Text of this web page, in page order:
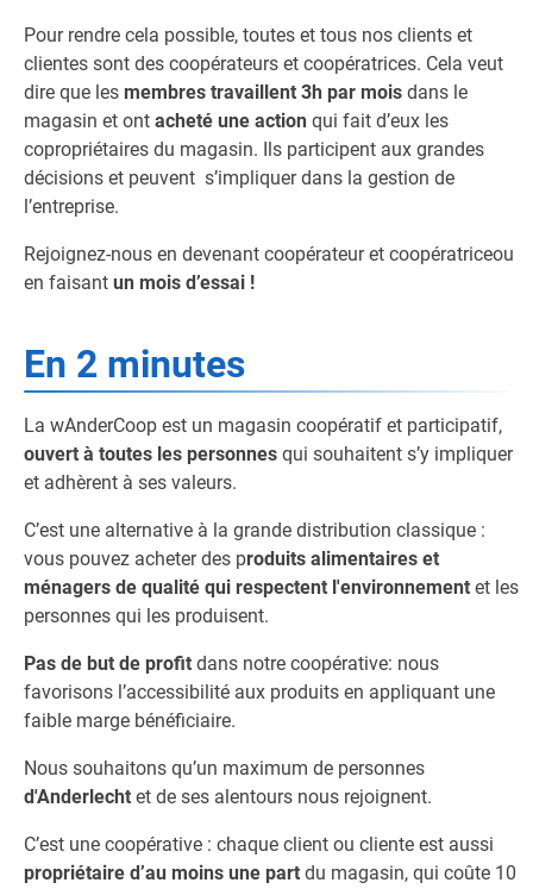
Pour rendre cela possible, toutes et tous nos clients et
clientes sont des coopérateurs et coopératrices. Cela veut
dire que les membres travaillent 3h par mois dans le
magasin et ont acheté une action qui fait d’eux les
copropriétaires du magasin. Ils participent aux grandes
décisions et peuvent s’impliquer dans la gestion de
l’entreprise.
Rejoignez-nous en devenant coopérateur et coopératriceou
en faisant un mois d’essai !
En 2 minutes
La wAnderCoop est un magasin coopératif et participatif,
ouvert à toutes les personnes qui souhaitent s’y impliquer
et adhèrent à ses valeurs.
C’est une alternative à la grande distribution classique :
vous pouvez acheter des produits alimentaires et
ménagers de qualité qui respectent l'environnement et les
personnes qui les produisent.
Pas de but de profit dans notre coopérative: nous
favorisons l’accessibilité aux produits en appliquant une
faible marge bénéficiaire.
Nous souhaitons qu’un maximum de personnes
d'Anderlecht et de ses alentours nous rejoignent.
C’est une coopérative : chaque client ou cliente est aussi
propriétaire d’au moins une part du magasin, qui coûte 10